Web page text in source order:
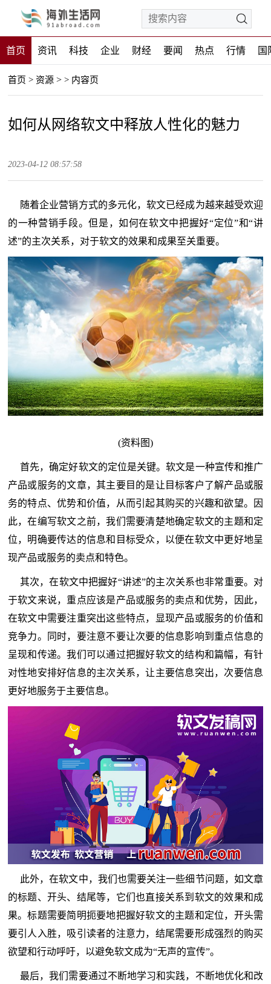
首页 资讯 科技 企业 财经 要闻 热点 行情 国
首页 > 资源 > > 内容页
如何从网络软文中释放人性化的魅力
2023-04-12 08:57:58
随着企业营销方式的多元化，软文已经成为越来越受欢迎
的一种营销手段。但是，如何在软文中把握好“定位”和“讲
述”的主次关系，对于软文的效果和成果至关重要。
(资料图)
首先，确定好软文的定位是关键。软文是一种宣传和推广
产品或服务的文章，其主要目的是让目标客户了解产品或服
务的特点、优势和价值，从而引起其购买的兴趣和欲望。因
此，在编写软文之前，我们需要清楚地确定软文的主题和定
位，明确要传达的信息和目标受众，以便在软文中更好地呈
现产品或服务的卖点和特色。
其次，在软文中把握好“讲述”的主次关系也非常重要。对
于软文来说，重点应该是产品或服务的卖点和优势，因此，
在软文中需要注重突出这些特点，显现产品或服务的价值和
竞争力。同时，要注意不要让次要的信息影响到重点信息的
呈现和传递。我们可以通过把握好软文的结构和篇幅，有针
对性地安排好信息的主次关系，让主要信息突出，次要信息
更好地服务于主要信息。
此外，在软文中，我们也需要关注一些细节问题，如文章
的标题、开头、结尾等，它们也直接关系到软文的效果和成
果。标题需要简明扼要地把握好软文的主题和定位，开头需
要引人入胜，吸引读者的注意力，结尾需要形成强烈的购买
欲望和行动呼吁，以避免软文成为“无声的宣传”。
最后，我们需要通过不断地学习和实践，不断地优化和改